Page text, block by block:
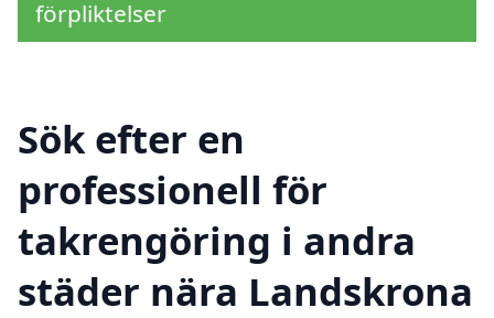
förpliktelser
Sök efter en
professionell för
takrengöring i andra
städer nära Landskrona